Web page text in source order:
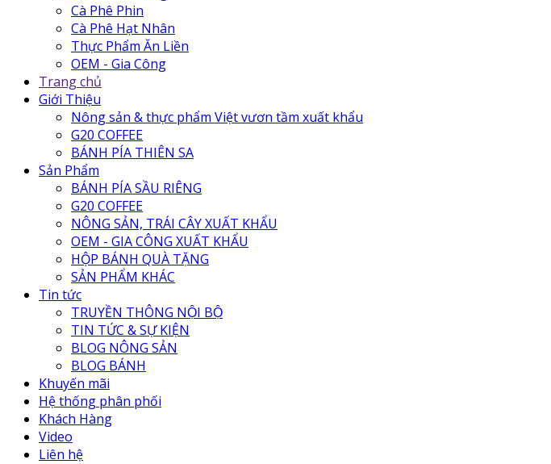
Cà Phê Phin
Cà Phê Hạt Nhân
Thực Phẩm Ăn Liền
OEM - Gia Công
Trang chủ
Giới Thiệu
Nông sản & thực phẩm Việt vươn tầm xuất khẩu
G20 COFFEE
BÁNH PÍA THIÊN SA
Sản Phẩm
BÁNH PÍA SẦU RIÊNG
G20 COFFEE
NÔNG SẢN, TRÁI CÂY XUẤT KHẨU
OEM - GIA CÔNG XUẤT KHẨU
HỘP BÁNH QUÀ TẶNG
SẢN PHẨM KHÁC
Tin tức
TRUYỀN THÔNG NỘI BỘ
TIN TỨC & SỰ KIỆN
BLOG NÔNG SẢN
BLOG BÁNH
Khuyến mãi
Hệ thống phân phối
Khách Hàng
Video
Liên hệ